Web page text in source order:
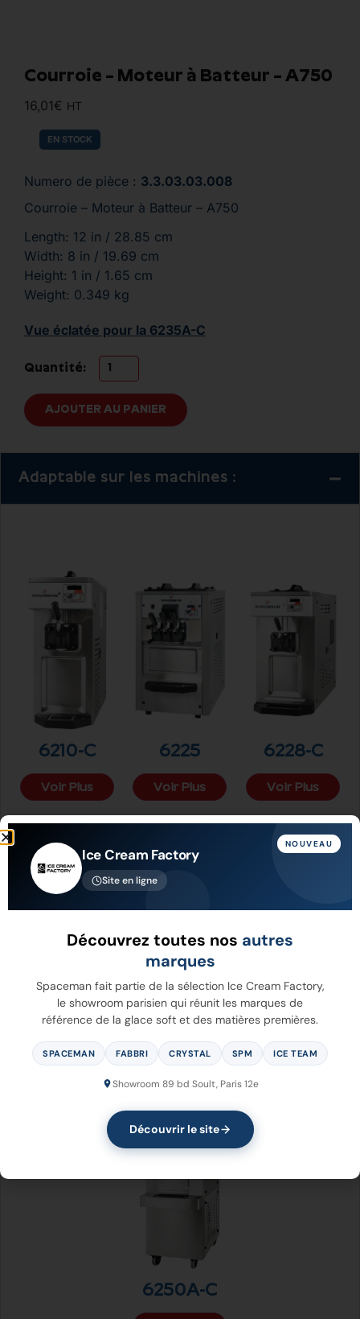
Courroie – Moteur à Batteur – A750
16,01€ HT
EN STOCK
Numero de pièce : 3.3.03.03.008
Courroie – Moteur à Batteur – A750
Length: 12 in / 28.85 cm
Width: 8 in / 19.69 cm
Height: 1 in / 1.65 cm
Weight: 0.349 kg
Vue éclatée pour la 6235A-C
Quantité:
AJOUTER AU PANIER
Adaptable sur les machines :
6210-C
Voir Plus
6225
Voir Plus
6228-C
Voir Plus
6228A-C
Voir Plus
6235A-C
Voir Plus
6240
Voir Plus
6250A-C
NOUVEAU
Ice Cream Factory
Site en ligne
Découvrez toutes nos autres
marques
Spaceman fait partie de la sélection Ice Cream Factory,
le showroom parisien qui réunit les marques de
référence de la glace soft et des matières premières.
SPACEMAN FABBRI CRYSTAL SPM ICE TEAM
Showroom 89 bd Soult, Paris 12e
Découvrir le site